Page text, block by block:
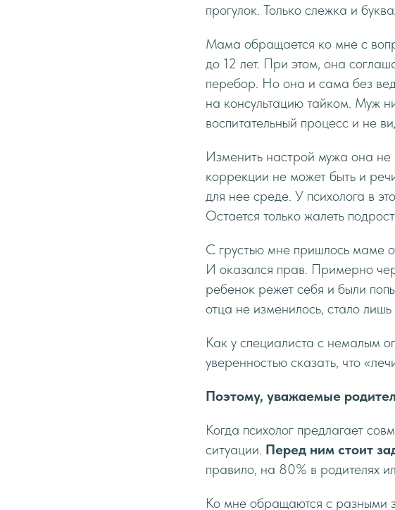
прогулок. Только слежка и
Мама обращается ко мне с
до 12 лет. При этом, она
перебор. Но она и сама без
на консультацию тайком. Муж
воспитательный процесс и не
Изменить настрой мужа она не
коррекции не может быть и
для нее среде. У психолога в
Остается только жалеть
С грустью мне пришлось маме
И оказался прав. Примерно
ребенок режет себя и были
отца не изменилось, стало
Как у специалиста с немалым
уверенностью сказать, что
Поэтому, уважаемые
Когда психолог предлагает
ситуации. Перед ним стоит
правило, на 80% в родителях
Ко мне обращаются с разными